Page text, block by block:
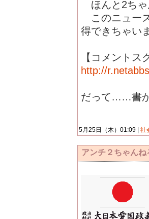
ほんと2ちゃ
このニュー
得できちゃい
【コメント
http://
だって……書
5月25日（木）01:09 | 社
アンチ２ちゃん